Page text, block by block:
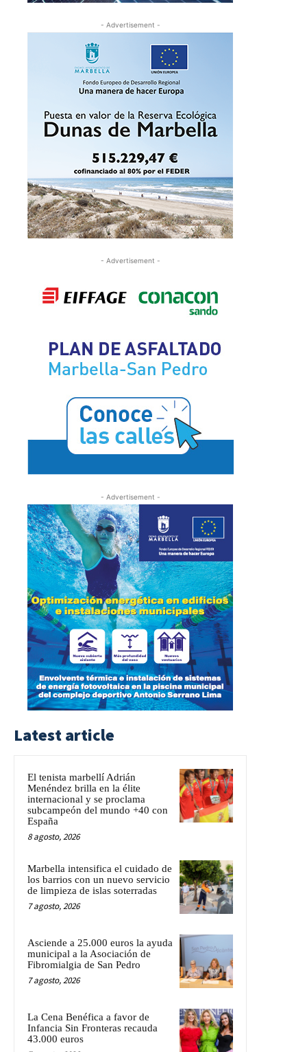
- Advertisement -
- Advertisement -
- Advertisement -
Latest article
El tenista marbellí Adrián
Menéndez brilla en la élite
internacional y se proclama
subcampeón del mundo +40 con
España
8 agosto, 2026
Marbella intensifica el cuidado de
los barrios con un nuevo servicio
de limpieza de islas soterradas
7 agosto, 2026
Asciende a 25.000 euros la ayuda
municipal a la Asociación de
Fibromialgia de San Pedro
7 agosto, 2026
La Cena Benéfica a favor de
Infancia Sin Fronteras recauda
43.000 euros